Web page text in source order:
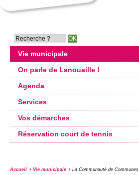
Vie municipale
On parle de Lanouaille !
Agenda
Services
Vos démarches
Réservation court de tennis
Accueil Vie municipale La Communauté de Communes